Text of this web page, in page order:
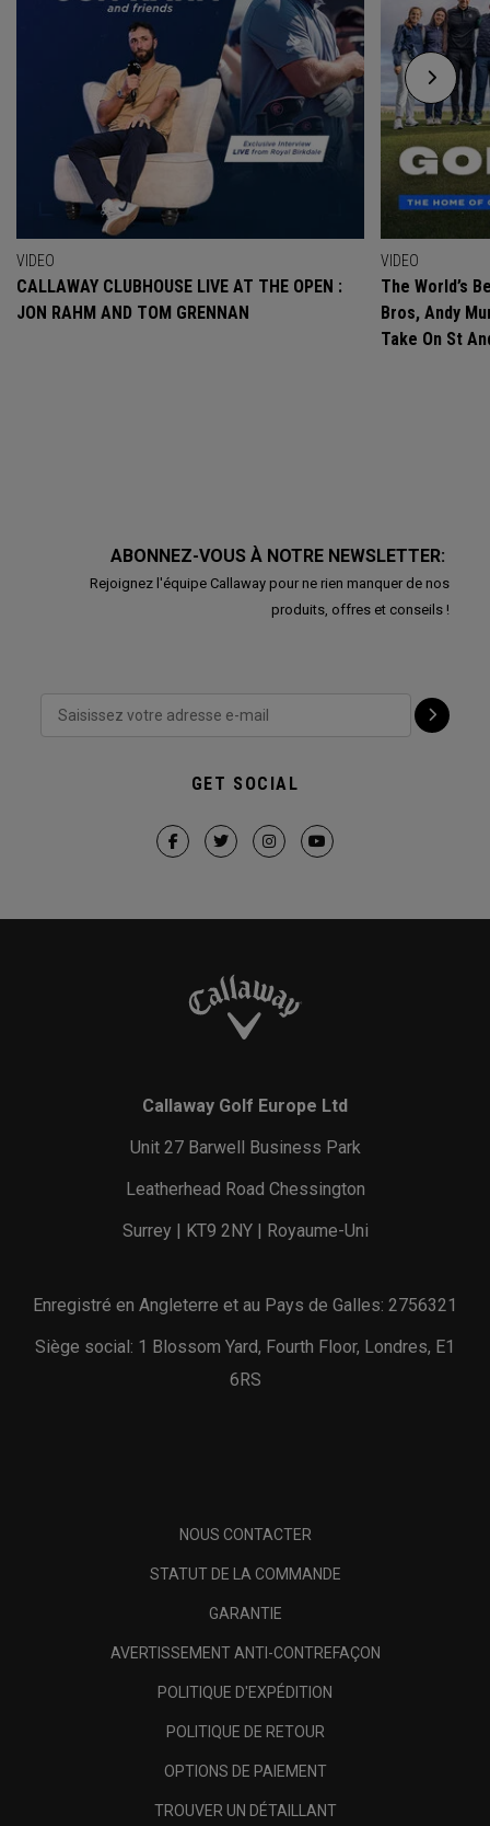
VIDEO
CALLAWAY CLUBHOUSE LIVE AT THE OPEN :
JON RAHM AND TOM GRENNAN
VIDEO
The World’s
Bros, Andy
Take On St
ABONNEZ-VOUS À NOTRE NEWSLETTER:
Rejoignez l'équipe Callaway pour ne rien manquer de nos
produits, offres et conseils !
GET SOCIAL
Callaway Golf Europe Ltd
Unit 27 Barwell Business Park
Leatherhead Road Chessington
Surrey | KT9 2NY | Royaume-Uni
Enregistré en Angleterre et au Pays de Galles: 2756321
Siège social: 1 Blossom Yard, Fourth Floor, Londres, E1
6RS
NOUS CONTACTER
STATUT DE LA COMMANDE
GARANTIE
AVERTISSEMENT ANTI-CONTREFAÇON
POLITIQUE D'EXPÉDITION
POLITIQUE DE RETOUR
OPTIONS DE PAIEMENT
TROUVER UN DÉTAILLANT